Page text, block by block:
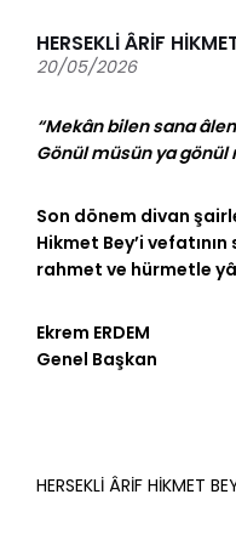
HERSEKLİ ÂRİF
20/05/2026
“Mekân bilen sana
Gönül müsün ya gönül
Son dönem divan
Hikmet Bey’i
rahmet ve hürmetle
Ekrem ERDEM
Genel Başkan
HERSEKLİ ÂRİF HİKMET